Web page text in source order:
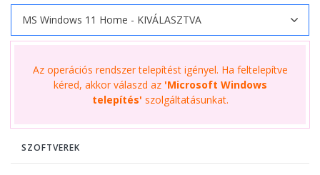
Az operációs rendszer telepítést igényel. Ha feltelepítve
kéred, akkor válaszd az 'Microsoft Windows
telepítés' szolgáltatásunkat.
SZOFTVEREK